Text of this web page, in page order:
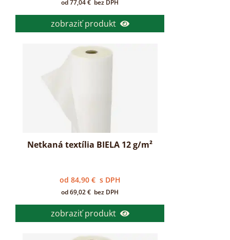
od77,04€ bez DPH
zobraziť produkt
Netkaná textília BIELA 12 g/m²
od 84,90 € s DPH
od69,02€ bez DPH
zobraziť produkt